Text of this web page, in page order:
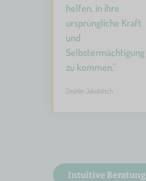
helfen, in ihre
ursprüngliche Kraft
und
Selbstermächtigung
zu kommen."
Desirée Jakobitsch
Intuitive Beratung